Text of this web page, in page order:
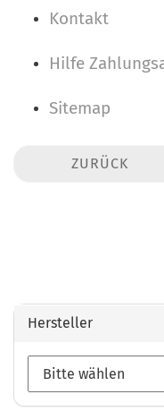
Kontakt
Hilfe
Sitemap
ZURÜCK
Hersteller